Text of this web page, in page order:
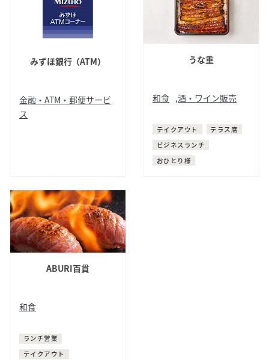
みずほ銀行（ATM）
金融・ATM・郵便サービ
ス
うな重
和食 ,酒・ワイン販売
テイクアウト
テラス席
ビジネスランチ
おひとり様
ABURI百貫
和食
ランチ営業
テイクアウト